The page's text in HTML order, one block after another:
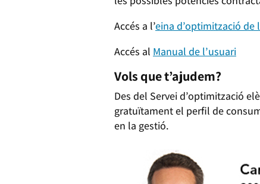
Accés a l’eina d’optimització de
Accés al Manual de l’usuari
Vols que t’ajudem?
Des del Servei d’optimització
gratuïtament el perfil de
en la gestió.